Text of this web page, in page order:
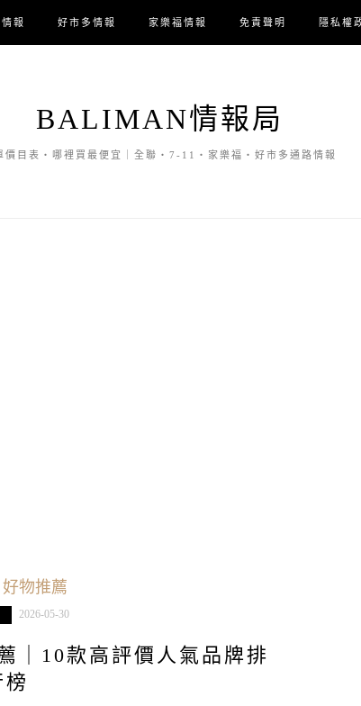
報 好市多情報 家樂福情報 免責聲明 隱私權
BALIMAN情報局
價目表・哪裡買最便宜｜全聯・7-11・家樂福・好市多通路情報
好物推薦
2026-05-30
｜10款高評價人氣品牌排
榜